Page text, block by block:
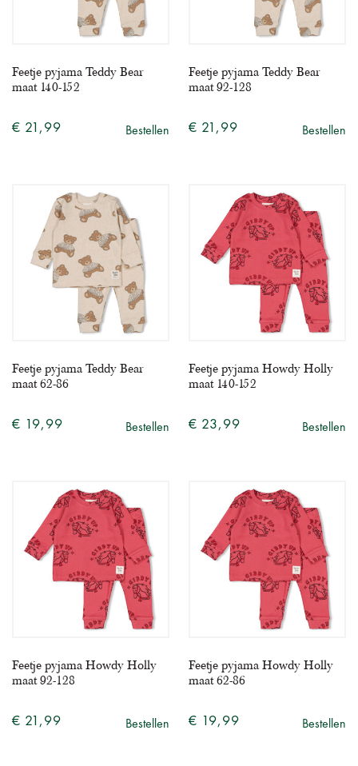
Feetje pyjama Teddy Bear
maat 140-152
€ 21,99 Bestellen
Feetje pyjama Teddy Bear
maat 92-128
€ 21,99 Bestellen
Feetje pyjama Teddy Bear
maat 62-86
€ 19,99 Bestellen
Feetje pyjama Howdy Holly
maat 140-152
€ 23,99 Bestellen
Feetje pyjama Howdy Holly
maat 92-128
€ 21,99 Bestellen
Feetje pyjama Howdy Holly
maat 62-86
€ 19,99 Bestellen